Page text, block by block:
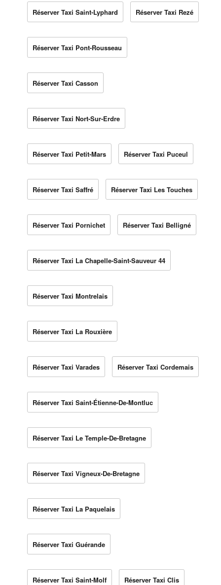
Réserver Taxi Saint-Lyphard Réserver Taxi Rezé
Réserver Taxi Pont-Rousseau
Réserver Taxi Casson
Réserver Taxi Nort-Sur-Erdre
Réserver Taxi Petit-Mars Réserver Taxi Puceul
Réserver Taxi Saffré Réserver Taxi Les Touches
Réserver Taxi Pornichet Réserver Taxi Belligné
Réserver Taxi La Chapelle-Saint-Sauveur 44
Réserver Taxi Montrelais
Réserver Taxi La Rouxière
Réserver Taxi Varades Réserver Taxi Cordemais
Réserver Taxi Saint-Étienne-De-Montluc
Réserver Taxi Le Temple-De-Bretagne
Réserver Taxi Vigneux-De-Bretagne
Réserver Taxi La Paquelais
Réserver Taxi Guérande
Réserver Taxi Saint-Molf Réserver Taxi Clis